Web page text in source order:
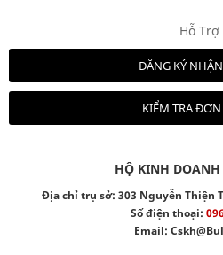
Hỗ Trợ
ĐĂNG KÝ
KIỂM TRA
HỘ KINH DOANH
Địa chỉ trụ sở: 303 Nguyễn Thiện
Số điện thoại:
Email: